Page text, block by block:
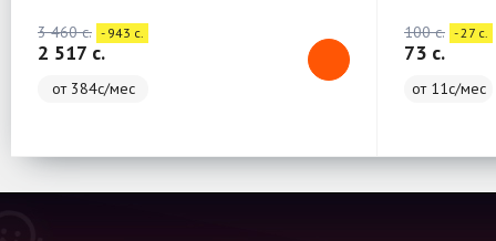
3 460 c. - 943 c.
2 517 c.
от 384с/мес
100 c. - 27 c.
73 c.
от 11с/мес